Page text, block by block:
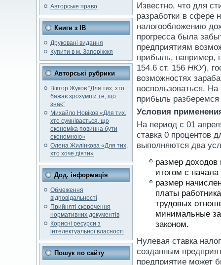
Авторське право
Книги з ІВ
Друковані видання
Купити в м. Запоріжжя
Авторські рубрики
Віктор Жуков “Для тих, хто
бажає зрозуміти те, що
знає”
Михайло Новіков «Для тих,
хто сумнівається, що
економіка повинна бути
економною»
Олена Жилінкова «Для тих,
хто хоче діяти»
Дод. інформація
Обмеження
відповідальності
Прийняті скорочення
нормативних документів
Корисні ресурси з
інтелектуальної власності
Пошук по сайту
Известно, что для
разработки в сфере
налогообложению
прогресса была
предприятиям
прибыль, например,
154.6 ст. 156 НКУ),
возможностях
воспользоваться.
прибыль
Условия
На период с 01
ставка 0 процентов
выполняются два
размер доходов
итогом с
размер
платы
трудовых
минимальные
законом.
Нулевая ставка
созданным
предприятие может